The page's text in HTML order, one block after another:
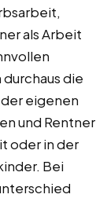
als Arbeit
die
eigenen
und Rentner
oder in der
Bei